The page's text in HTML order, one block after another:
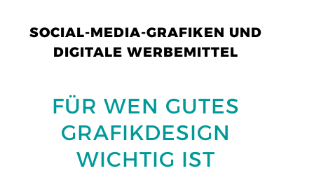
SOCIAL-MEDIA-GRAFIKEN UND
DIGITALE WERBEMITTEL
FÜR WEN GUTES
GRAFIKDESIGN
WICHTIG IST